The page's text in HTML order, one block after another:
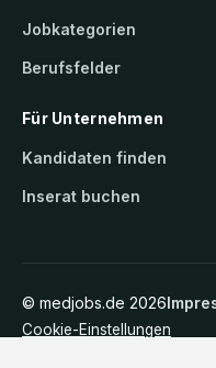
Jobkategorien
Berufsfelder
Für Unternehmen
Kandidaten finden
Inserat buchen
© medjobs.de 2026
Cookie-Einstellungen